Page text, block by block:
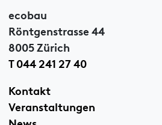
ecobau
Röntgenstrasse 44
8005 Zürich
T 044 241 27 40
Kontakt
Veranstaltungen
News